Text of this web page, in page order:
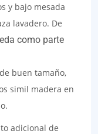
y bajo mesada
lavadero. De
como parte
buen tamaño,
simil madera en
adicional de